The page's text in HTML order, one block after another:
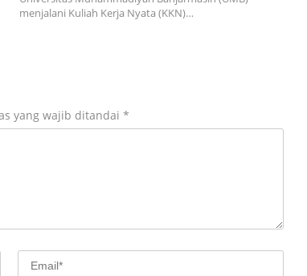
menjalani Kuliah Kerja Nyata (KKN)…
yang wajib ditandai *